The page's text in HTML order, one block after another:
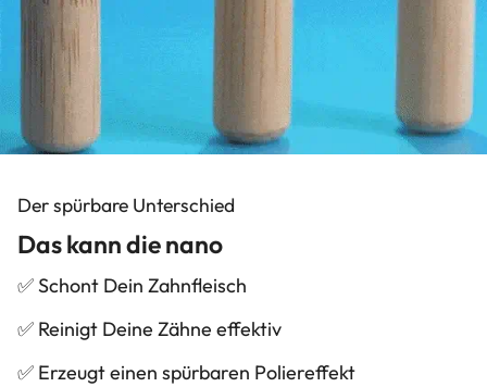
Der spürbare Unterschied
Das kann die nano
✅ Schont Dein Zahnfleisch
✅ Reinigt Deine Zähne effektiv
✅ Erzeugt einen spürbaren Poliereffekt